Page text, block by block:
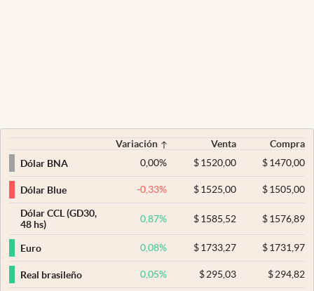
Variación Venta
Compra
Dólar BNA
0,00% $ 1520,00 $1470,00
Dólar Blue -0,33% $ 1525,00 $1505,00
Dólar CCL (GD30,
48 hs)
0,87% $ 1585,52 $1576,89
Euro 0,08% $ 1733,27 $1731,97
Real brasileño 0,05% $295,03 $294,82